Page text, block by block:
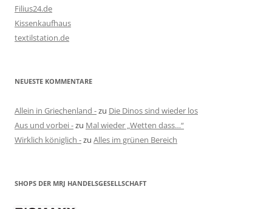
Filius24.de
Kissenkaufhaus
textilstation.de
NEUESTE KOMMENTARE
Allein in Griechenland -zu Die Dinos sind wieder los
Aus und vorbei -zu Mal wieder „Wetten dass…“
Wirklich königlich -zu Alles im grünen Bereich
SHOPS DER MRJ HANDELSGESELLSCHAFT